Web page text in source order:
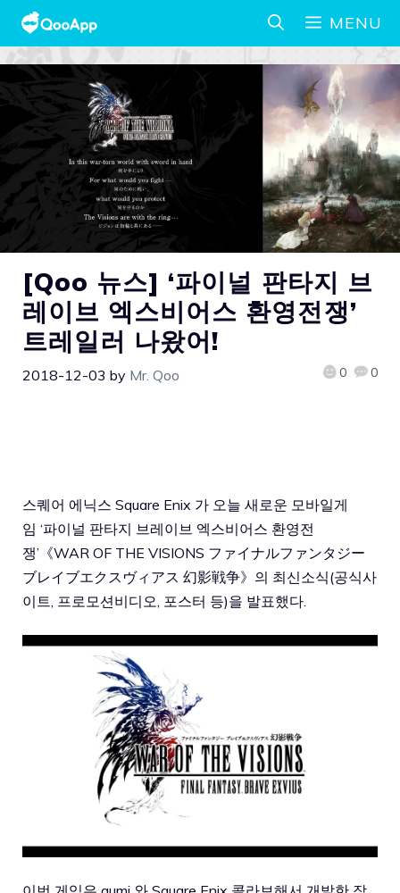
MENU
[Qoo 뉴스] ‘파이널 판타지 브
레이브 엑스비어스 환영전쟁’
트레일러 나왔어!
2018-12-03 by Mr. Qoo 0 0
스퀘어 에닉스 Square Enix 가 오늘 새로운 모바일게
임 ‘파이널 판타지 브레이브 엑스비어스 환영전
쟁’《WAR OF THE VISIONS ファイナルファンタジー
ブレイブエクスヴィアス 幻影戦争》의 최신소식(공식사
이트, 프로모션비디오, 포스터 등)을 발표했다.